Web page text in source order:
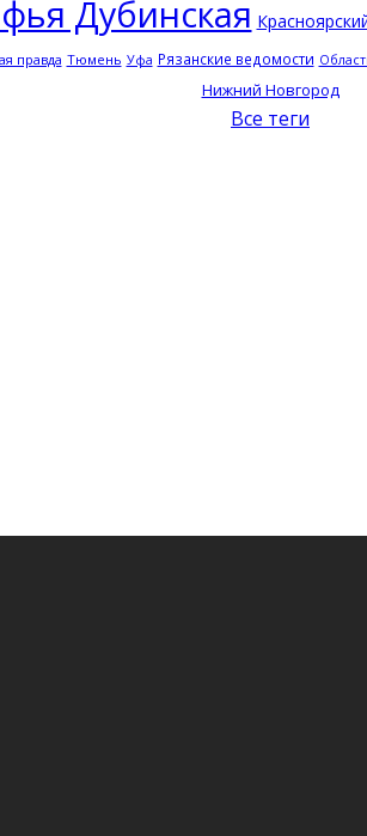
Дубинская
правда Тюмень Уфа Рязанские ведомости
Нижний Новгород
Все теги